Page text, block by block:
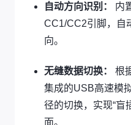
自动方向识别：
内
CC1/CC2引脚，自
向。
无缝数据切换：
根
集成的USB高速模
径的切换，实现“盲
面。